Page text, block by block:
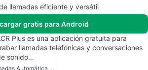
llamadas eficiente y versátil
gratis para Android
Plus es una aplicación gratuita para
llamadas telefónicas y conversaciones
sonido…
Grabadora De Llamadas Automática Para Android